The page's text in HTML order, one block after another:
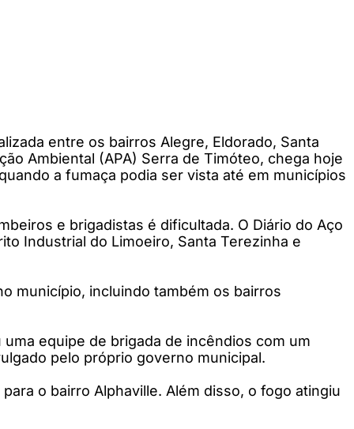
entre os bairros Alegre, Eldorado, Santa
Ambiental (APA) Serra de Timóteo, chega hoje
a fumaça podia ser vista até em municípios
e brigadistas é dificultada. O Diário do Aço
Industrial do Limoeiro, Santa Terezinha e
município, incluindo também os bairros
equipe de brigada de incêndios com um
pelo próprio governo municipal.
o bairro Alphaville. Além disso, o fogo atingiu